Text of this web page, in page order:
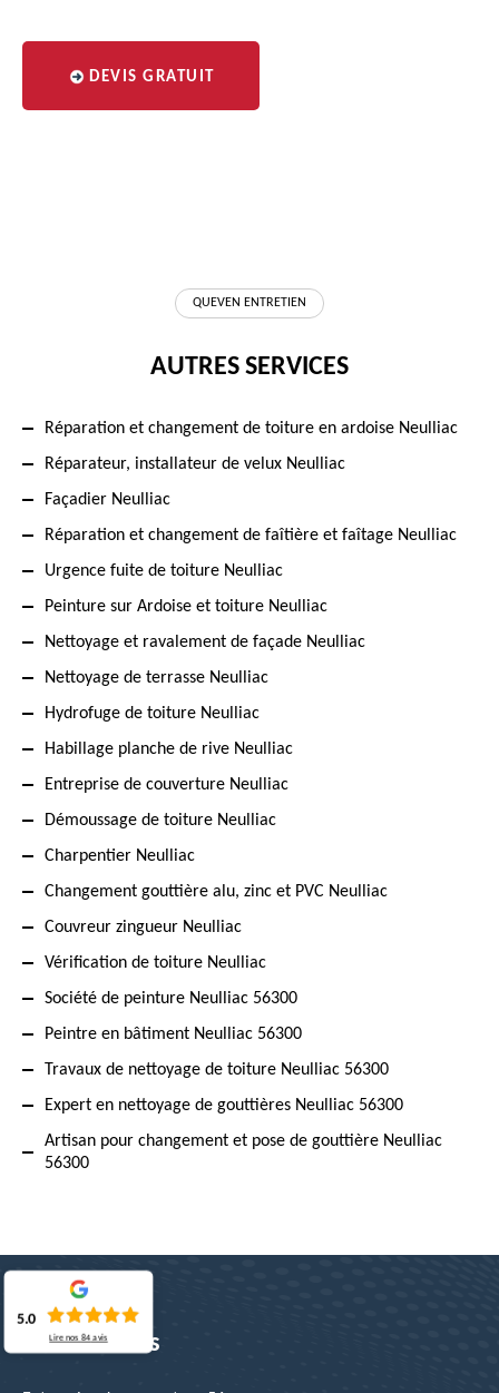
DEVIS GRATUIT
QUEVEN ENTRETIEN
AUTRES SERVICES
Réparation et changement de toiture en ardoise Neulliac
Réparateur, installateur de velux Neulliac
Façadier Neulliac
Réparation et changement de faîtière et faîtage Neulliac
Urgence fuite de toiture Neulliac
Peinture sur Ardoise et toiture Neulliac
Nettoyage et ravalement de façade Neulliac
Nettoyage de terrasse Neulliac
Hydrofuge de toiture Neulliac
Habillage planche de rive Neulliac
Entreprise de couverture Neulliac
Démoussage de toiture Neulliac
Charpentier Neulliac
Changement gouttière alu, zinc et PVC Neulliac
Couvreur zingueur Neulliac
Vérification de toiture Neulliac
Société de peinture Neulliac 56300
Peintre en bâtiment Neulliac 56300
Travaux de nettoyage de toiture Neulliac 56300
Expert en nettoyage de gouttières Neulliac 56300
Artisan pour changement et pose de gouttière Neulliac
56300
Nos services
5.0
Lire nos84 avis